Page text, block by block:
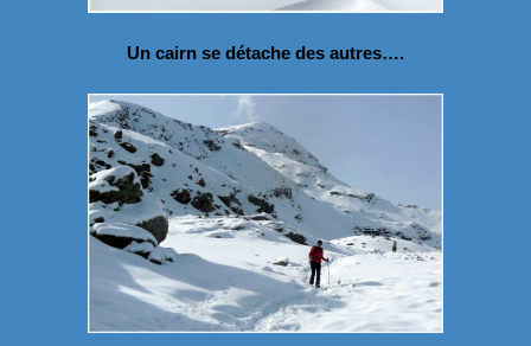
Un cairn se détache des autres….